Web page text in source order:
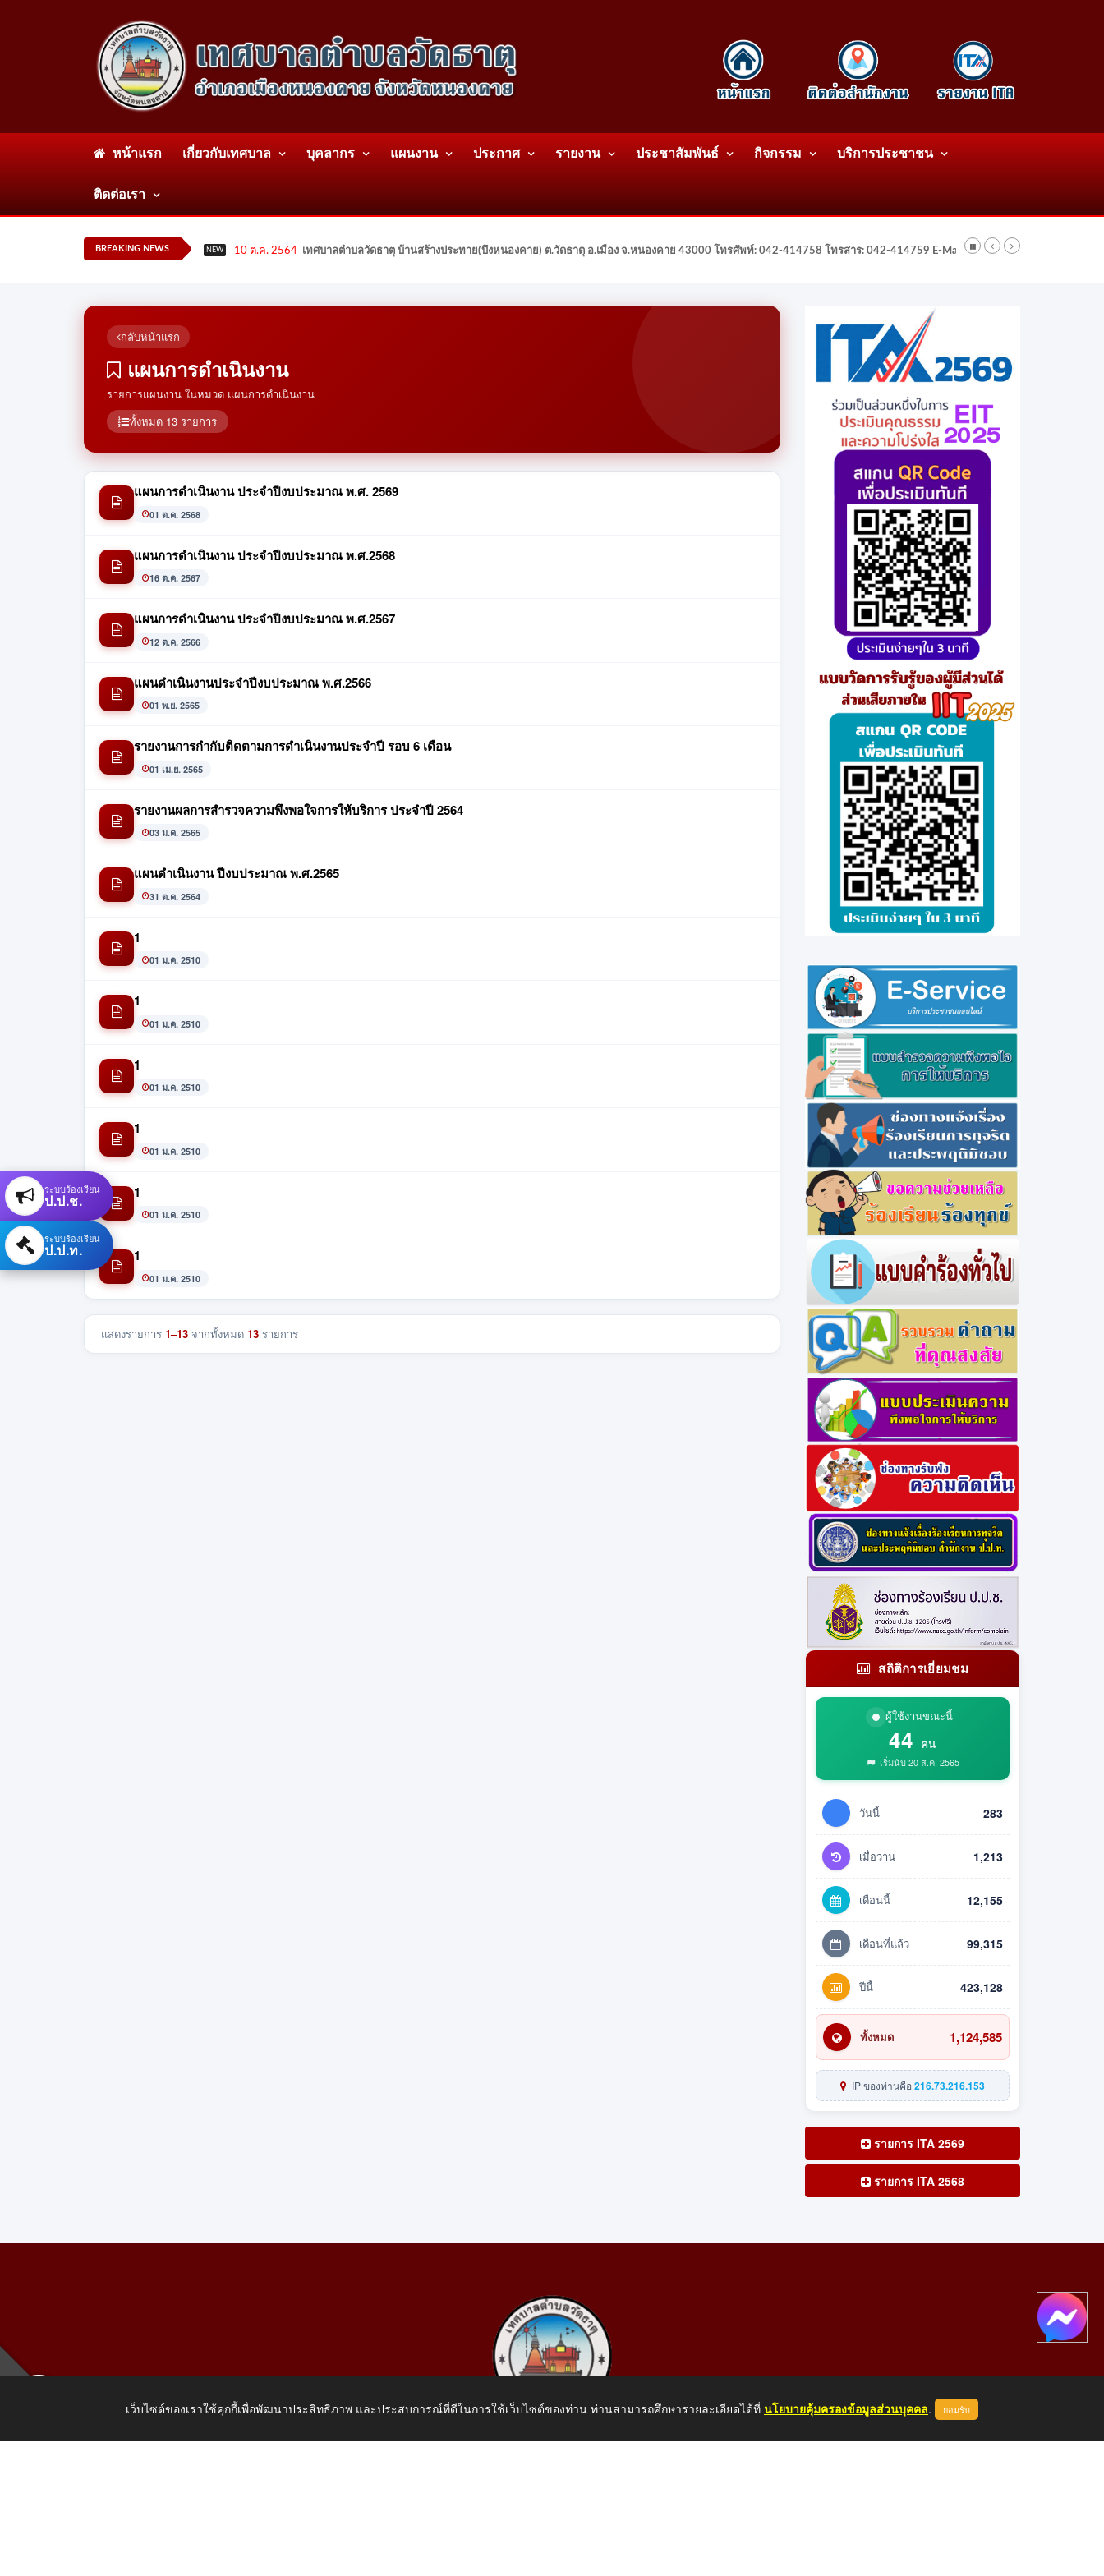
หน้าแรก เกี่ยวกับเทศบาล บุคลากร แผนงาน ประกาศ รายงาน ประชาสัมพันธ์ กิจกรรม บริการประชาชน
ติดต่อเรา
BREAKING NEWS NEW 10 ต.ค. 2564 เทศบาลตำบลวัดธาตุ บ้านสร้างประทาย(บึงหนองคาย) ต.วัดธาตุ อ.เมือง จ.หนองคาย 43000 โทรศัพท์: 042-414758 โทรสาร: 042-414759 E-Mail: wattatnk@gmail.com
กลับหน้าแรก
แผนการดำเนินงาน
รายการแผนงาน ในหมวด แผนการดำเนินงาน
ทั้งหมด 13 รายการ
แผนการดำเนินงาน ประจำปีงบประมาณ พ.ศ. 2569
01 ต.ค. 2568
แผนการดำเนินงาน ประจำปีงบประมาณ พ.ศ.2568
16 ต.ค. 2567
แผนการดำเนินงาน ประจำปีงบประมาณ พ.ศ.2567
12 ต.ค. 2566
แผนดำเนินงานประจำปีงบประมาณ พ.ศ.2566
01 พ.ย. 2565
รายงานการกำกับติดตามการดำเนินงานประจำปี รอบ 6 เดือน
01 เม.ย. 2565
รายงานผลการสำรวจความพึงพอใจการให้บริการ ประจำปี 2564
03 ม.ค. 2565
แผนดำเนินงาน ปีงบประมาณ พ.ศ.2565
31 ต.ค. 2564
1
01 ม.ค. 2510
1
01 ม.ค. 2510
1
01 ม.ค. 2510
1
01 ม.ค. 2510
1
01 ม.ค. 2510
1
01 ม.ค. 2510
แสดงรายการ 1–13 จากทั้งหมด 13 รายการ
สถิติการเยี่ยมชม
ผู้ใช้งานขณะนี้
44 คน
เริ่มนับ 20 ส.ค. 2565
วันนี้ 283
เมื่อวาน 1,213
เดือนนี้ 12,155
เดือนที่แล้ว 99,315
ปีนี้ 423,128
ทั้งหมด 1,124,585
IP ของท่านคือ216.73.216.153
รายการ ITA 2569
รายการ ITA 2568
ระบบร้องเรียน
ป.ป.ช.
ระบบร้องเรียน
ป.ป.ท.
เว็บไซต์ของเราใช้คุกกี้เพื่อพัฒนาประสิทธิภาพ และประสบการณ์ที่ดีในการใช้เว็บไซต์ของท่าน ท่านสามารถศึกษารายละเอียดได้ที่ นโยบายคุ้มครองข้อมูลส่วนบุคคล. ยอมรับ